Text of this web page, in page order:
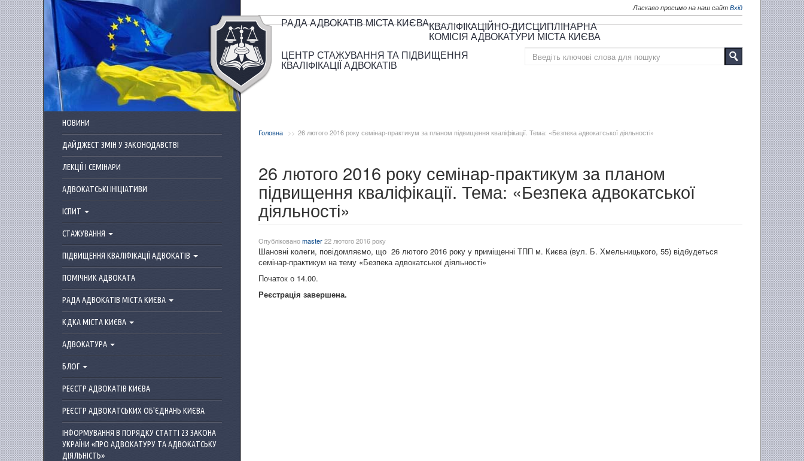
Перейти до основного матеріалу Ласкаво просимо на наш сайт Вхід
РАДА АДВОКАТІВ МІСТА КИЄВАКВАЛІФІКАЦІЙНО-ДИСЦИПЛІНАРНА
КОМІСІЯ АДВОКАТУРИ МІСТА КИЄВА
ЦЕНТР СТАЖУВАННЯ ТА ПІДВИЩЕННЯ
КВАЛІФІКАЦІЇ АДВОКАТІВ
НОВИНИ
ДАЙДЖЕСТ ЗМІН У ЗАКОНОДАВСТВІ
ЛЕКЦІЇ І СЕМІНАРИ
АДВОКАТСЬКІ ІНІЦІАТИВИ
ІСПИТ
СТАЖУВАННЯ
ПІДВИЩЕННЯ КВАЛІФІКАЦІЇ АДВОКАТІВ
ПОМІЧНИК АДВОКАТА
РАДА АДВОКАТІВ МІСТА КИЄВА
КДКА МІСТА КИЄВА
АДВОКАТУРА
БЛОГ
РЕЄСТР АДВОКАТІВ КИЄВА
РЕЄСТР АДВОКАТСЬКИХ ОБ'ЄДНАНЬ КИЄВА
ІНФОРМУВАННЯ В ПОРЯДКУ СТАТТІ 23 ЗАКОНА
УКРАЇНИ «ПРО АДВОКАТУРУ ТА АДВОКАТСЬКУ
ДІЯЛЬНІСТЬ»
Головна 26 лютого 2016 року семінар-практикум за планом підвищення кваліфікації. Тема: «Безпека адвокатської діяльності»
26 лютого 2016 року семінар-практикум за планом
підвищення кваліфікації. Тема: «Безпека адвокатської
діяльності»
Опублікованоmaster22 лютого 2016 року
Шановні колеги, повідомляємо, що 26 лютого 2016 року у приміщенні ТПП м. Києва (вул. Б. Хмельницького, 55) відбудеться
семінар-практикум на тему «Безпека адвокатської діяльності»
Початок о 14.00.
Реєстрація завершена.